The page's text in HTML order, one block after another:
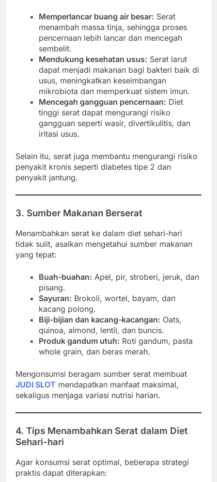
Memperlancar buang air besar: Serat
menambah massa tinja, sehingga proses
pencernaan lebih lancar dan mencegah
sembelit.
Mendukung kesehatan usus: Serat larut
dapat menjadi makanan bagi bakteri baik di
usus, meningkatkan keseimbangan
mikrobiota dan memperkuat sistem imun.
Mencegah gangguan pencernaan: Diet
tinggi serat dapat mengurangi risiko
gangguan seperti wasir, divertikulitis, dan
iritasi usus.
Selain itu, serat juga membantu mengurangi risiko
penyakit kronis seperti diabetes tipe 2 dan
penyakit jantung.
3. Sumber Makanan Berserat
Menambahkan serat ke dalam diet sehari-hari
tidak sulit, asalkan mengetahui sumber makanan
yang tepat:
Buah-buahan: Apel, pir, stroberi, jeruk, dan
pisang.
Sayuran: Brokoli, wortel, bayam, dan
kacang polong.
Biji-bijian dan kacang-kacangan: Oats,
quinoa, almond, lentil, dan buncis.
Produk gandum utuh: Roti gandum, pasta
whole grain, dan beras merah.
Mengonsumsi beragam sumber serat membuat
JUDI SLOT mendapatkan manfaat maksimal,
sekaligus menjaga variasi nutrisi harian.
4. Tips Menambahkan Serat dalam Diet
Sehari-hari
Agar konsumsi serat optimal, beberapa strategi
praktis dapat diterapkan: